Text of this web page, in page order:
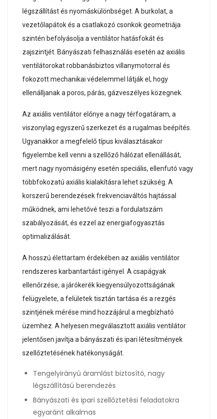
légszállítást és nyomáskülönbséget. A burkolat, a
vezetőlapátok és a csatlakozó csonkok geometriája
szintén befolyásolja a ventilátor hatásfokát és
zajszintjét. Bányászati felhasználás esetén az axiális
ventilátorokat robbanásbiztos villanymotorral és
fokozott mechanikai védelemmel látják el, hogy
ellenálljanak a poros, párás, gázveszélyes közegnek.
Az axiális ventilátor előnye a nagy térfogatáram, a
viszonylag egyszerű szerkezet és a rugalmas beépítés.
Ugyanakkor a megfelelő típus kiválasztásakor
figyelembe kell venni a szellőző hálózat ellenállását,
mert nagy nyomásigény esetén speciális, ellenfutó vagy
többfokozatú axiális kialakításra lehet szükség. A
korszerű berendezések frekvenciaváltós hajtással
működnek, ami lehetővé teszi a fordulatszám
szabályozását, és ezzel az energiafogyasztás
optimalizálását.
A hosszú élettartam érdekében az axiális ventilátor
rendszeres karbantartást igényel. A csapágyak
ellenőrzése, a járókerék kiegyensúlyozottságának
felügyelete, a felületek tisztán tartása és a rezgés
szintjének mérése mind hozzájárul a megbízható
üzemhez. A helyesen megválasztott axiális ventilátor
jelentősen javítja a bányászati és ipari létesítmények
szellőztetésének hatékonyságát.
Tengelyirányú áramlást biztosító, nagy
légszállítású berendezés
Bányászati és ipari szellőztetési feladatokra
egyaránt alkalmas